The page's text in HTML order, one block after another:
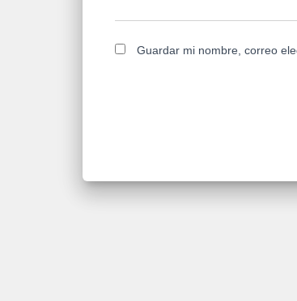
Guardar mi nombre, correo